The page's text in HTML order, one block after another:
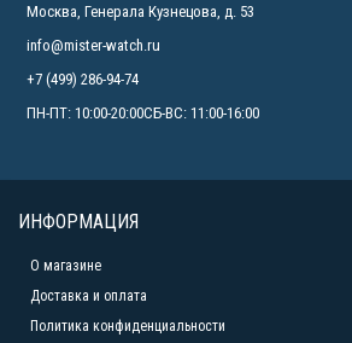
Москва, Генерала Кузнецова, д. 53
info@mister-watch.ru
+7 (499) 286-94-74
ПН-ПТ: 10:00-20:00СБ-ВС: 11:00-16:00
ИНФОРМАЦИЯ
О магазине
Доставка и оплата
Политика конфиденциальности